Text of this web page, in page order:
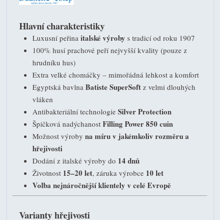
Hlavní charakteristiky
Luxusní peřina italské výroby s tradicí od roku 1907
100% husí prachové peří nejvyšší kvality (pouze z
hrudníku hus)
Extra velké chomáčky – mimořádná lehkost a komfort
Egyptská bavlna Batiste SuperSoft z velmi dlouhých
vláken
Antibakteriální technologie Silver Protection
Špičková nadýchanost Filling Power 850 cuin
Možnost výroby na míru v jakémkoliv rozměru a
hřejivosti
Dodání z italské výroby do 14 dnů
Životnost 15–20 let, záruka výrobce 10 let
Volba nejnáročnější klientely v celé Evropě
Varianty hřejivosti